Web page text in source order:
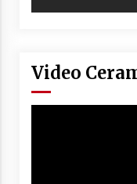
Video